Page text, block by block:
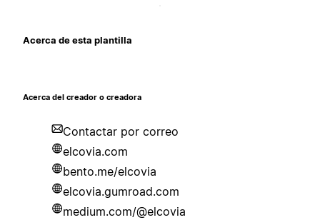
Acerca de esta plantilla
Acerca del creador o creadora
Contactar por correo
elcovia.com
bento.me/elcovia
elcovia.gumroad.com
medium.com/@elcovia